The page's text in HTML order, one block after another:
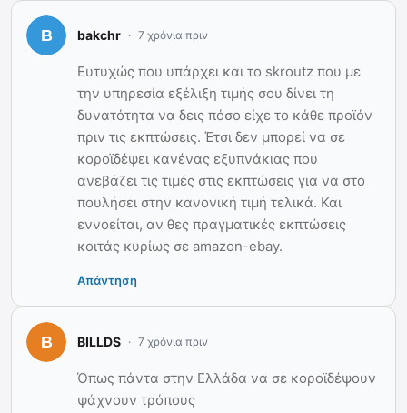
bakchr 7 χρόνια πριν
Ευτυχώς που υπάρχει και το skroutz που με
την υπηρεσία εξέλιξη τιμής σου δίνει τη
δυνατότητα να δεις πόσο είχε το κάθε προϊόν
πριν τις εκπτώσεις. Έτσι δεν μπορεί να σε
κοροϊδέψει κανένας εξυπνάκιας που
ανεβάζει τις τιμές στις εκπτώσεις για να στο
πουλήσει στην κανονική τιμή τελικά. Και
εννοείται, αν θες πραγματικές εκπτώσεις
κοιτάς κυρίως σε amazon-ebay.
Απάντηση
BILLDS 7 χρόνια πριν
Όπως πάντα στην Ελλάδα να σε κοροϊδέψουν
ψάχνουν τρόπους